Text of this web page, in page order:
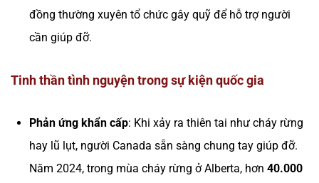
đồng thường xuyên tổ chức gây quỹ để hỗ trợ người
cần giúp đỡ.
Tinh thần tình nguyện trong sự kiện quốc gia
Phản ứng khẩn cấp: Khi xảy ra thiên tai như cháy rừng
hay lũ lụt, người Canada sẵn sàng chung tay giúp đỡ.
Năm 2024, trong mùa cháy rừng ở Alberta, hơn 40.000